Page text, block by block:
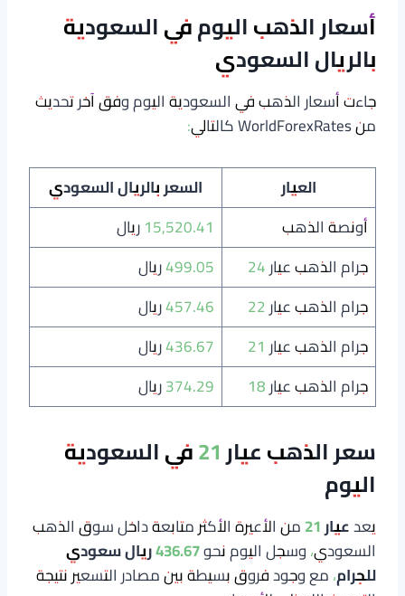
أسعار الذهب اليوم في السعودية
بالريال السعودي
جاءت أسعار الذهب في السعودية اليوم وفق آخر تحديث
من WorldForexRates كالتالي:
العيار
السعر بالريال السعودي
أونصة الذهب
15,520.41 ريال
جرام الذهب عيار 24
499.05 ريال
جرام الذهب عيار 22
457.46 ريال
جرام الذهب عيار 21
436.67 ريال
جرام الذهب عيار 18
374.29 ريال
سعر الذهب عيار 21 في السعودية
اليوم
يعدعيار 21
من الأعيرة الأكثر متابعة داخل سوق الذهب
السعودي، وسجل اليوم نحو
436.67 ريال سعودي
للجرام، مع وجود فروق بسيطة بين مصادر التسعير نتيجة